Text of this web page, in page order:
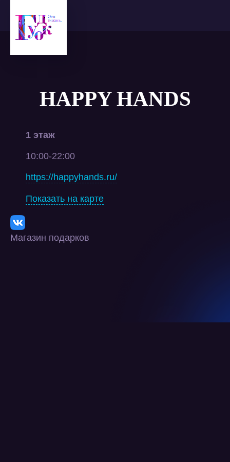
HAPPY HANDS
1 этаж
10:00-22:00
https://happyhands.ru/
Показать на карте
Магазин подарков